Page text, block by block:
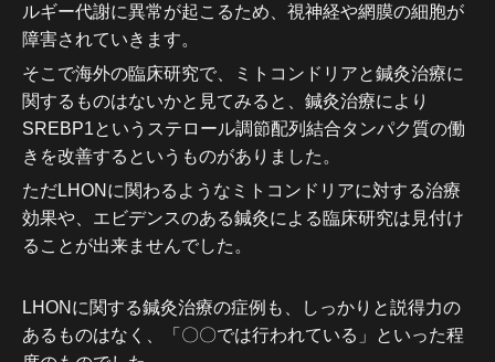
ルギー代謝に異常が起こるため、視神経や網膜の細胞が
障害されていきます。
そこで海外の臨床研究で、
ミトコンドリアと鍼灸治療に
関するものはないかと見てみると、鍼灸治療により
SREBP1というステロール調節配列結合タンパク質の働
きを改善するというものがありました。
ただLHONに関わるようなミトコンドリアに対する治療
効果や、エビデンスのある鍼灸による臨床研究は見付け
ることが出来ませんでした。
LHONに関する鍼灸治療の症例も、しっかりと説得力の
あるものはなく、「〇〇では行われている」といった程